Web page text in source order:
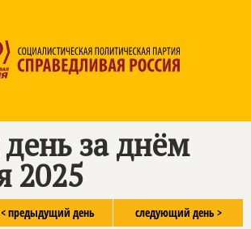
за днём
2025
следующий день >
< предыдущий день